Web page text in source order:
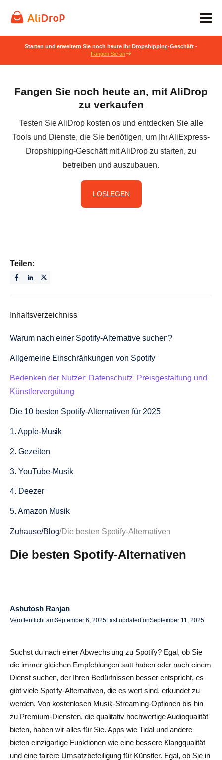
Starten und erweitern Sie noch heute Ihr Dropshipping-Geschäft -
Fangen Sie an
Fangen Sie noch heute an, mit AliDrop
zu verkaufen
Testen Sie AliDrop kostenlos und entdecken Sie alle
Tools und Dienste, die Sie benötigen, um Ihr AliExpress-
Dropshipping-Geschäft mit AliDrop zu starten, zu
betreiben und auszubauen.
LOSLEGEN
Teilen:
Inhaltsverzeichniss
Warum nach einer Spotify-Alternative suchen?
Allgemeine Einschränkungen von Spotify
Bedenken der Nutzer: Datenschutz, Preisgestaltung und
Künstlervergütung
Die 10 besten Spotify-Alternativen für 2025
1. Apple-Musik
2. Gezeiten
3. YouTube-Musik
4. Deezer
5. Amazon Musik
6. SoundCloud
7. Pandora
10. Napster
Audioqualität und Bibliotheksgröße
Kostenlose oder kostenpflichtige Stufen: Was ist
Gerätekompatibilität und Offline-Hören
Einzigartige Funktionen (Podcasts, Radio, Social
Sharing)
Zuhause/Blog/Die besten Spotify-Alternativen
Die besten Spotify-Alternativen
Ashutosh Ranjan
Veröffentlicht amSeptember 6, 2025Last updated onSeptember 11, 2025
Suchst du nach einer Abwechslung zu Spotify? Egal, ob Sie
die immer gleichen Empfehlungen satt haben oder nach einem
Dienst suchen, der Ihren Bedürfnissen besser entspricht, es
gibt viele Spotify-Alternativen, die es wert sind, erkundet zu
werden. Von kostenlosen Musik-Streaming-Optionen bis hin
zu Premium-Diensten, die qualitativ hochwertige Audioqualität
bieten, haben wir alles für Sie. Apps wie Tidal und andere
bieten einzigartige Funktionen wie eine bessere Klangqualität
und eine fairere Umsatzbeteiligung für Künstler. Egal, ob Sie in